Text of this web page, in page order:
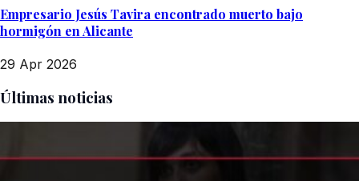
Empresario Jesús Tavira encontrado muerto bajo
hormigón en Alicante
29 Apr 2026
Últimas noticias